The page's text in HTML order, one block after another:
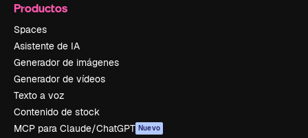
Productos
Spaces
Asistente de IA
Generador de imágenes
Generador de vídeos
Texto a voz
Contenido de stock
MCP para Claude/ChatGPT Nuevo